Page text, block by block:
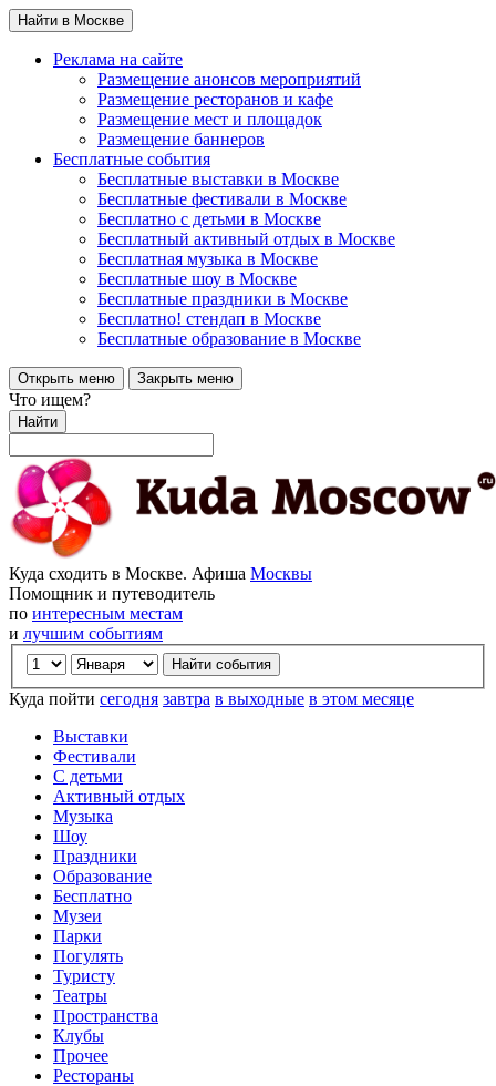
Найти в Москве
Реклама на сайте
Размещение анонсов мероприятий
Размещение ресторанов и кафе
Размещение мест и площадок
Размещение баннеров
Бесплатные события
Бесплатные выставки в Москве
Бесплатные фестивали в Москве
Бесплатно с детьми в Москве
Бесплатный активный отдых в Москве
Бесплатная музыка в Москве
Бесплатные шоу в Москве
Бесплатные праздники в Москве
Бесплатно! стендап в Москве
Бесплатные образование в Москве
Открыть меню Закрыть меню
Что ищем?
Найти
Куда сходить в Москве. Афиша Москвы
Помощник и путеводитель
по интересным местам
и лучшим событиям
Куда пойти сегодня завтра в выходные в этом месяце
Выставки
Фестивали
С детьми
Активный отдых
Музыка
Шоу
Праздники
Образование
Бесплатно
Музеи
Парки
Погулять
Туристу
Театры
Пространства
Клубы
Прочее
Рестораны